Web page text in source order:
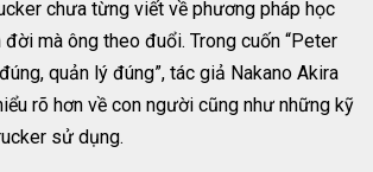
chưa từng viết về phương pháp học
mà ông theo đuổi. Trong cuốn “Peter
quản lý đúng”, tác giả Nakano Akira
rõ hơn về con người cũng như những kỹ
sử dụng.